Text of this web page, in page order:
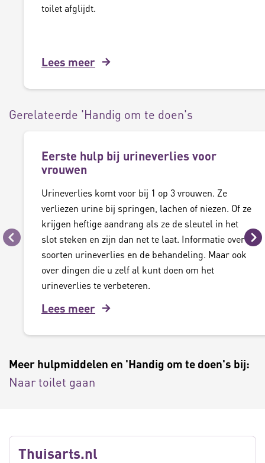
toilet afglijdt.
Lees meer
Gerelateerde 'Handig om te doen's
Vorige
Eerste hulp bij urineverlies voor
vrouwen
Urineverlies komt voor bij 1 op 3 vrouwen. Ze
verliezen urine bij springen, lachen of niezen. Of ze
krijgen heftige aandrang als ze de sleutel in het
slot steken en zijn dan net te laat. Informatie over
soorten urineverlies en de behandeling. Maar ook
over dingen die u zelf al kunt doen om het
urineverlies te verbeteren.
Lees meer
Meer hulpmiddelen en 'Handig om te doen's bij:
Naar toilet gaan
Thuisarts.nl